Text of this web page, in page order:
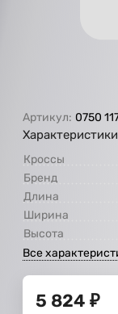
Артикул: 0750
Характеристики
Кроссы
Бренд
Длина
Ширина
Высота
Все
5 824 ₽